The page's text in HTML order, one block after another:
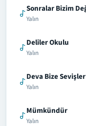
Sonralar Bizim
Yalın
Deliler Okulu
Yalın
Deva Bize Sevişler
Yalın
Mümkündür
Yalın